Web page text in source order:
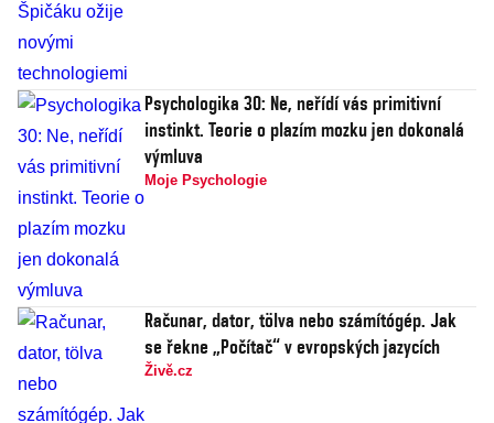
Psychologika 30: Ne, neřídí vás primitivní
instinkt. Teorie o plazím mozku jen dokonalá
výmluva
Moje Psychologie
Računar, dator, tölva nebo számítógép. Jak
se řekne „Počítač“ v evropských jazycích
Živě.cz